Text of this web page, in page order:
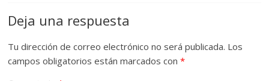
Deja una respuesta
Tu dirección de correo electrónico no será publicada. Los
campos obligatorios están marcados con*